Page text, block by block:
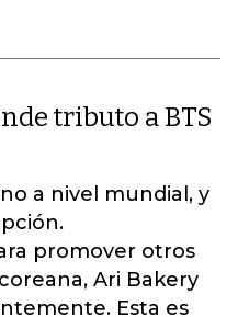
tributo a BTS
a nivel mundial, y
promover otros
Ari Bakery
Esta es